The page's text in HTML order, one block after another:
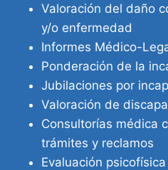
Valoración del daño
y/o enfermedad
Informes Médico-
Ponderación de la
Jubilaciones por
Valoración de
Consultorías médica
trámites y reclamos
Evaluación